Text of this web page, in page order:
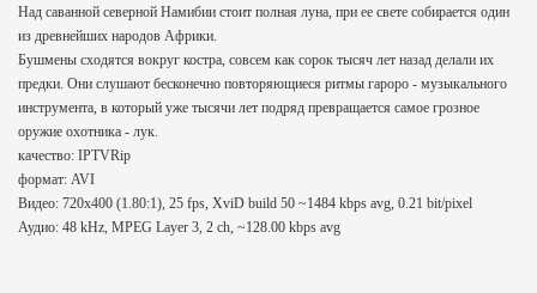
Над саванной северной Намибии стоит полная луна, при ее свете собирается один
из древнейших народов Африки.
Бушмены сходятся вокруг костра, совсем как сорок тысяч лет назад делали их
предки. Они слушают бесконечно повторяющиеся ритмы гароро - музыкального
инструмента, в который уже тысячи лет подряд превращается самое грозное
оружие охотника - лук.
качество: IPTVRip
формат: AVI
Видео: 720x400 (1.80:1), 25 fps, XviD build 50 ~1484 kbps avg, 0.21 bit/pixel
Аудио: 48 kHz, MPEG Layer 3, 2 ch, ~128.00 kbps avg